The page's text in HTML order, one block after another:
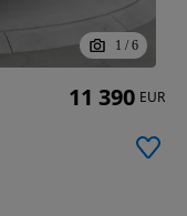
1 / 6
11 390 EUR